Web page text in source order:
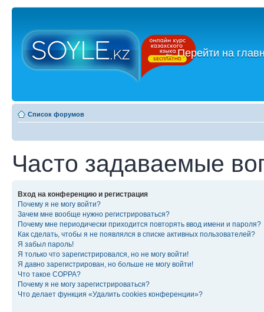
←Перейти на
Список форумов
Часто задаваемые
Вход на конференцию и регистрация
Почему я не могу войти?
Зачем мне вообще нужно регистрироваться?
Почему мне периодически приходится повторять ввод имени и пароля?
Как сделать, чтобы я не появлялся в списке активных пользователей?
Я забыл пароль!
Я только что зарегистрировался, но не могу войти!
Я давно зарегистрирован, но больше не могу войти!
Что такое COPPA?
Почему я не могу зарегистрироваться?
Что делает функция «Удалить cookies конференции»?